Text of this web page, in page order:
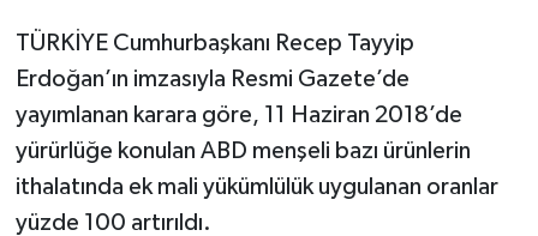
TÜRKİYE Cumhurbaşkanı Recep Tayyip
Erdoğan’ın imzasıyla Resmi Gazete’de
yayımlanan karara göre, 11 Haziran 2018’de
yürürlüğe konulan ABD menşeli bazı ürünlerin
ithalatında ek mali yükümlülük uygulanan oranlar
yüzde 100 artırıldı.